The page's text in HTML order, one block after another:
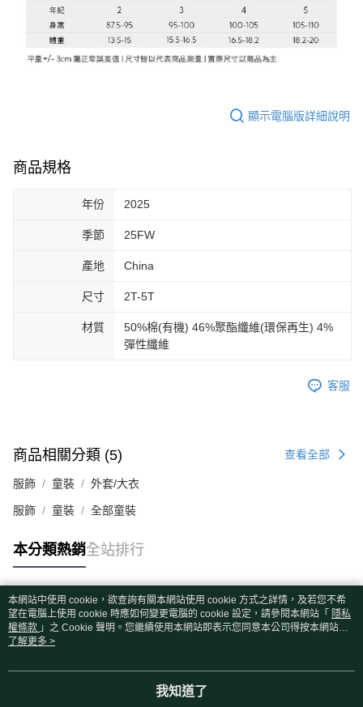
顯示電腦版詳細說明
商品規格
年份 2025
季節 25FW
產地 China
尺寸 2T-5T
材質
50%棉(有機) 46%聚酯纖維(環保再生) 4%
彈性纖維
客服
商品相關分類 (5) 查看全部
服飾 童裝 外套/大衣
服飾 童裝 全部童裝
本分類熱銷全站排行
熱門標籤
本網站中使用 cookie，欲查詢有關本網站使用 cookie 方式之詳情，及若您不希
望在電腦上使用 cookie 時應如何變更電腦的 cookie 設定，請參閱本網站「 隱私
權條款 」之 Cookie 聲明。您繼續使用本網站即表示您同意本公司得按本網站使
用條款之 Cookie 聲明使用 cookie。
了解更多 >
我知道了